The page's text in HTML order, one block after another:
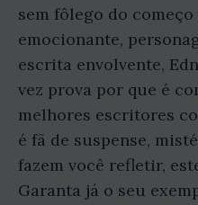
sem fôlego do
emocionante,
escrita envolvente,
vez prova por que é
melhores escritores
é fã de suspense,
fazem você refletir,
Garanta já o seu